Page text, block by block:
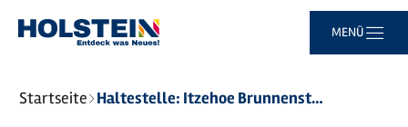
MENÜ
Sie
sind
Startseite Haltestelle: Itzehoe Brunnenstieg